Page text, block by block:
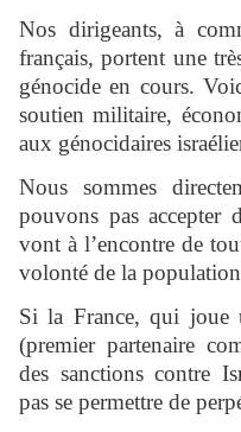
Nos dirigeants, à
français, portent une
génocide en cours.
soutien militaire,
aux génocidaires
Nous sommes
pouvons pas accepter
vont à l’encontre de
volonté de la
Si la France, qui joue
(premier partenaire
des sanctions contre
pas se permettre de